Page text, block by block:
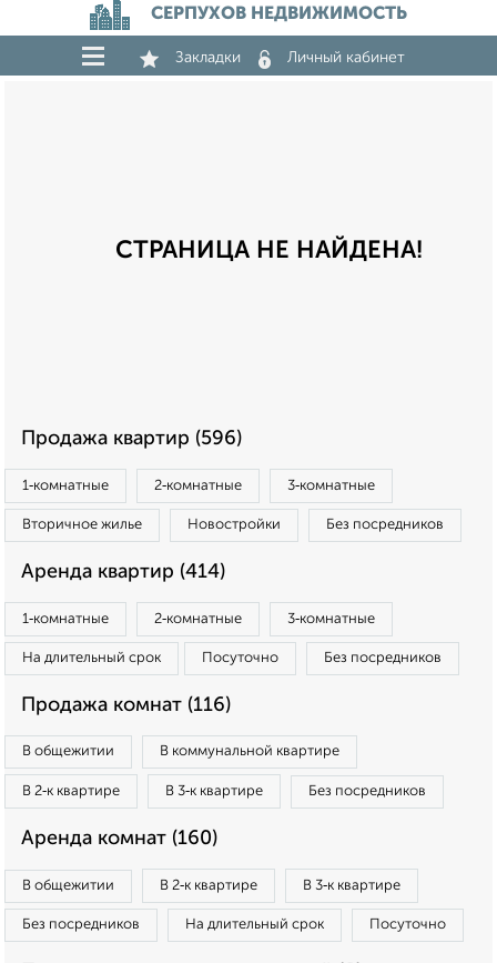
СЕРПУХОВ НЕДВИЖИМОСТЬ
Закладки Личный кабинет
СТРАНИЦА НЕ НАЙДЕНА!
Продажа квартир (596)
1‑комнатные 2‑комнатные 3‑комнатные
Вторичное жилье Новостройки Без посредников
Аренда квартир (414)
1‑комнатные 2‑комнатные 3‑комнатные
На длительный срок Посуточно Без посредников
Продажа комнат (116)
В общежитии В коммунальной квартире
В 2‑к квартире В 3‑к квартире Без посредников
Аренда комнат (160)
В общежитии В 2‑к квартире В 3‑к квартире
Без посредников На длительный срок Посуточно